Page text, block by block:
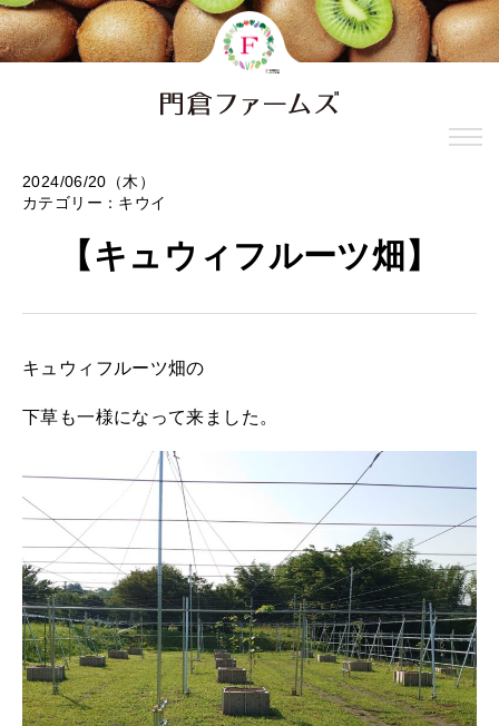
2024/06/20（木）
カテゴリー： キウイ
【キュウィフルーツ畑】
キュウィフルーツ畑の
下草も一様になって来ました。